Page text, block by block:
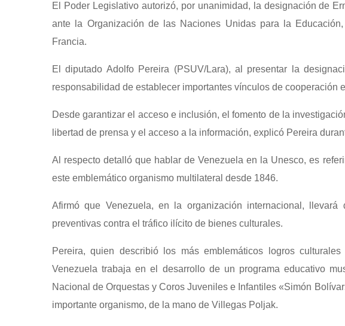
El Poder Legislativo autorizó, por unanimidad, la designación de
ante la Organización de las Naciones Unidas para la
Francia.
El diputado Adolfo Pereira (PSUV/Lara), al presentar la
responsabilidad de establecer importantes vínculos de cooperación
Desde garantizar el acceso e inclusión, el fomento de la
libertad de prensa y el acceso a la información, explicó Pereira
Al respecto detalló que hablar de Venezuela en la Unesco, es
este emblemático organismo multilateral desde 1846.
Afirmó que Venezuela, en la organización internacional,
preventivas contra el tráfico ilícito de bienes culturales.
Pereira, quien describió los más emblemáticos logros
Venezuela trabaja en el desarrollo de un programa educativo
Nacional de Orquestas y Coros Juveniles e Infantiles «Simón
importante organismo, de la mano de Villegas Poljak.